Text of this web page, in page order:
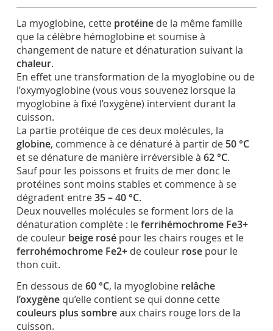
La myoglobine, cette protéinede la même famille
que la célèbre hémoglobine et soumise à
changement de nature et dénaturation suivant la
chaleur.
En effet une transformation de la myoglobine ou de
l’oxymyoglobine (vous vous souvenez lorsque la
myoglobine à fixé l’oxygène) intervient durant la
cuisson.
La partie protéique de ces deux molécules, la
globine, commence à ce dénaturé à partir de 50 °C
et se dénature de manière irréversible à 62 °C.
Sauf pour les poissons et fruits de mer donc le
protéines sont moins stables et commence à se
dégradent entre35 – 40 °C.
Deux nouvelles molécules se forment lors de la
dénaturation complète : leferrihémochrome Fe3+
de couleur beige rosépour les chairs rouges et le
ferrohémochrome Fe2+de couleur rosepour le
thon cuit.
En dessous de60 °C, la myoglobinerelâche
l’oxygènequ’elle contient se qui donne cette
couleurs plus sombreaux chairs rouge lors de la
cuisson.